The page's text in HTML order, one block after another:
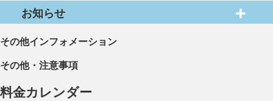
お知らせ
その他インフォメーション
その他・注意事項
料金カレンダー